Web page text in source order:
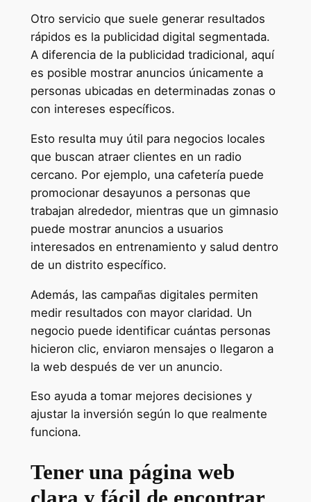
Otro servicio que suele generar resultados
rápidos es la publicidad digital segmentada.
A diferencia de la publicidad tradicional, aquí
es posible mostrar anuncios únicamente a
personas ubicadas en determinadas zonas o
con intereses específicos.
Esto resulta muy útil para negocios locales
que buscan atraer clientes en un radio
cercano. Por ejemplo, una cafetería puede
promocionar desayunos a personas que
trabajan alrededor, mientras que un gimnasio
puede mostrar anuncios a usuarios
interesados en entrenamiento y salud dentro
de un distrito específico.
Además, las campañas digitales permiten
medir resultados con mayor claridad. Un
negocio puede identificar cuántas personas
hicieron clic, enviaron mensajes o llegaron a
la web después de ver un anuncio.
Eso ayuda a tomar mejores decisiones y
ajustar la inversión según lo que realmente
funciona.
Tener una página web